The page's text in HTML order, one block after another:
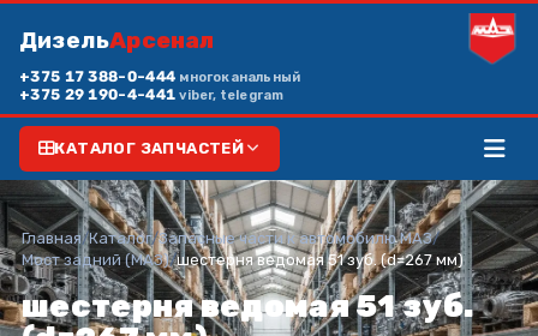
ДизельАрсенал
+375 17 388-0-444 многоканальный
+375 29 190-4-441viber, telegram
КАТАЛОГ ЗАПЧАСТЕЙ
Главная/Каталог/Запасные части к автомобилю МАЗ/
Мост задний (МАЗ)/шестерня ведомая 51 зуб. (d=267 мм)
шестерня ведомая 51 зуб.